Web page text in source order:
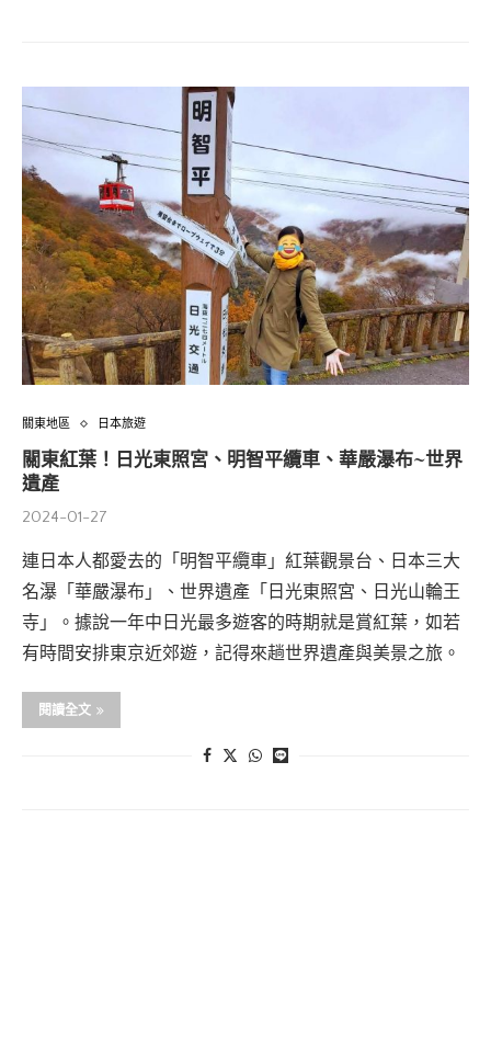
關東地區 日本旅遊
關東紅葉！日光東照宮、明智平纜車、華嚴瀑布~世界
遺產
2024-01-27
連日本人都愛去的「明智平纜車」紅葉觀景台、日本三大
名瀑「華嚴瀑布」、世界遺產「日光東照宮、日光山輪王
寺」。據說一年中日光最多遊客的時期就是賞紅葉，如若
有時間安排東京近郊遊，記得來趟世界遺產與美景之旅。
閱讀全文